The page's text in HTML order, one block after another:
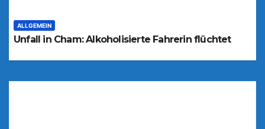
ALLGEMEIN
Unfall in Cham: Alkoholisierte Fahrerin flüchtet